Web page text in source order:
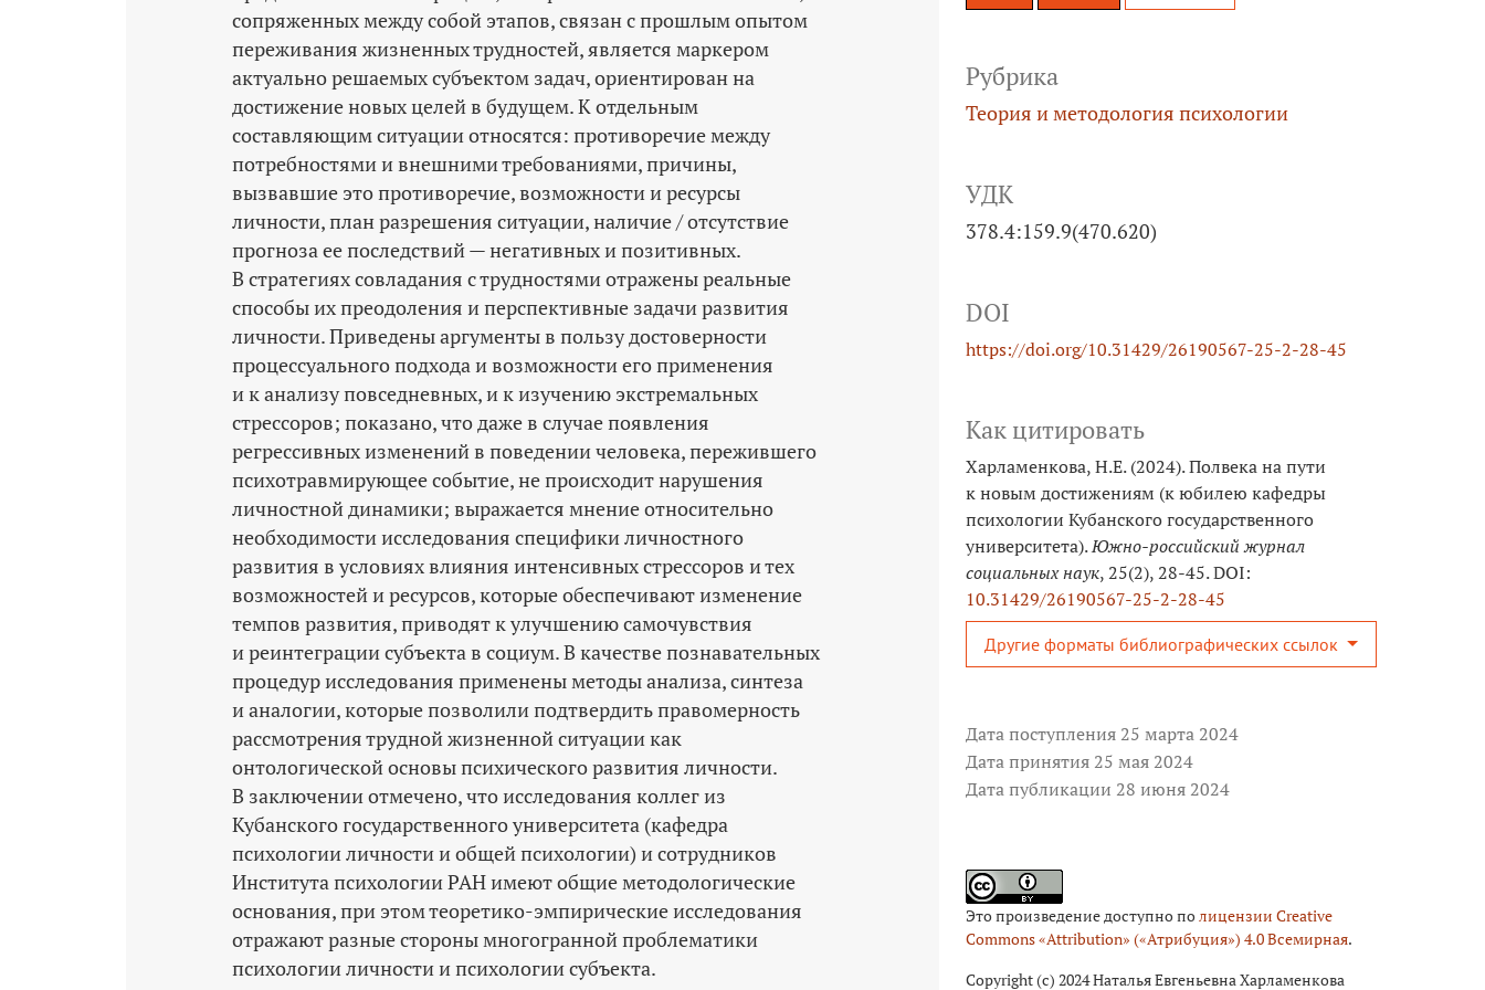
Рубрика
Теория и методология психологии
УДК
378.4:159.9(470.620)
DOI
https://doi.org/10.31429/26190567-25-2-28-45
Как цитировать
Харламенкова, Н.Е. (2024). Полвека на пути
к новым достижениям (к юбилею кафедры
психологии Кубанского государственного
университета).Южно-российский журнал
социальных наук, 25(2), 28-45. DOI:
10.31429/26190567-25-2-28-45
Другие форматы библиографических ссылок
Дата поступления 25 марта 2024
Дата принятия 25 мая 2024
Дата публикации 28 июня 2024
Это произведение доступно по лицензии Creative
Commons «Attribution» («Атрибуция») 4.0 Всемирная.
Copyright (c) 2024 Наталья Евгеньевна Харламенкова
сопряженных между собой этапов, связан с прошлым опытом
переживания жизненных трудностей, является маркером
актуально решаемых субъектом задач, ориентирован на
достижение новых целей в будущем. К отдельным
составляющим ситуации относятся: противоречие между
потребностями и внешними требованиями, причины,
вызвавшие это противоречие, возможности и ресурсы
личности, план разрешения ситуации, наличие / отсутствие
прогноза ее последствий — негативных и позитивных.
В стратегиях совладания с трудностями отражены реальные
способы их преодоления и перспективные задачи развития
личности. Приведены аргументы в пользу достоверности
процессуального подхода и возможности его применения
и к анализу повседневных, и к изучению экстремальных
стрессоров; показано, что даже в случае появления
регрессивных изменений в поведении человека, пережившего
психотравмирующее событие, не происходит нарушения
личностной динамики; выражается мнение относительно
необходимости исследования специфики личностного
развития в условиях влияния интенсивных стрессоров и тех
возможностей и ресурсов, которые обеспечивают изменение
темпов развития, приводят к улучшению самочувствия
и реинтеграции субъекта в социум. В качестве познавательных
процедур исследования применены методы анализа, синтеза
и аналогии, которые позволили подтвердить правомерность
рассмотрения трудной жизненной ситуации как
онтологической основы психического развития личности.
В заключении отмечено, что исследования коллег из
Кубанского государственного университета (кафедра
психологии личности и общей психологии) и сотрудников
Института психологии РАН имеют общие методологические
основания, при этом теоретико-­эмпирические исследования
отражают разные стороны многогранной проблематики
психологии личности и психологии субъекта.